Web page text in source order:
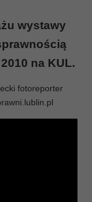
wystawy
na KUL.
fotoreporter